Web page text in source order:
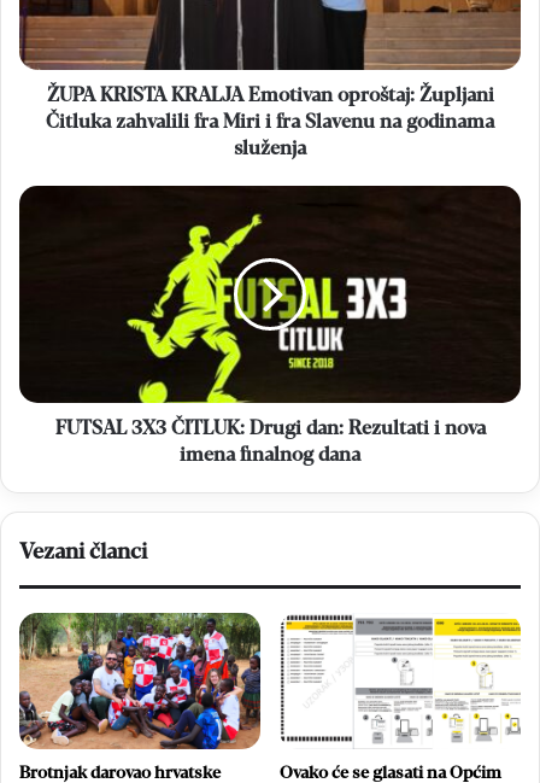
Čitluka
zahvalili
fra
na
ŽUPA KRISTA KRALJA Emotivan oproštaj: Župljani
Čitluka zahvalili fra Miri i fra Slavenu na godinama
služenja
FUTSAL
imena
finalnogFUTSAL 3X3 ČITLUK: Drugi dan: Rezultati i nova
imena finalnog dana
Vezani članci
Brotnjak darovao hrvatske
Ovako će se glasati na Općim